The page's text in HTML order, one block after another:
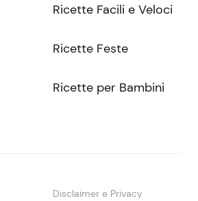
Ricette Facili e Veloci
Ricette Feste
Ricette per Bambini
Disclaimer e Privacy